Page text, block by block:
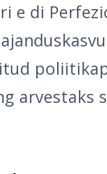
di
arvestaks